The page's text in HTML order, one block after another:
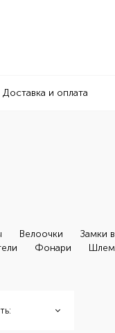
Доставка и оплата
Велоочки Замки
Фонари